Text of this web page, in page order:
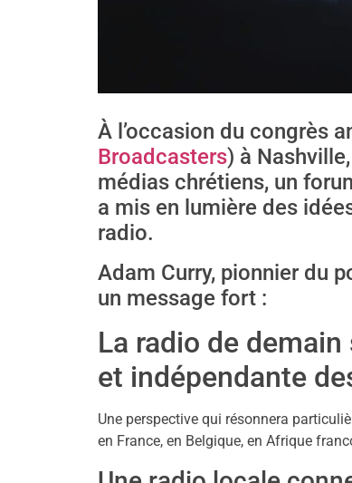
À l’occasion du congrès
Broadcasters) à
médias chrétiens, un
a mis en lumière des
radio.
Adam Curry, pionnier du
un message fort :
La radio de
et indépendante
Une perspective qui résonnera
en France, en Belgique, en Afrique